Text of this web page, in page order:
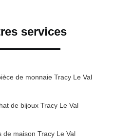
services
de monnaie Tracy Le Val
de bijoux Tracy Le Val
de maison Tracy Le Val